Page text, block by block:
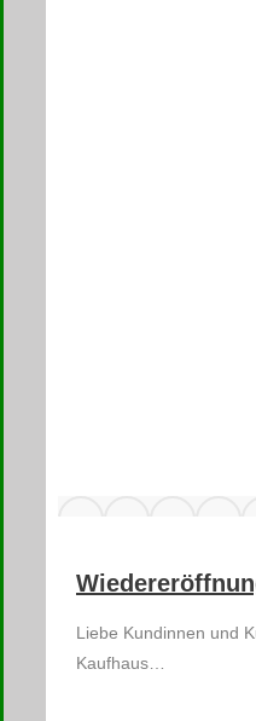
Liebe Kundinnen und
Kaufhaus…